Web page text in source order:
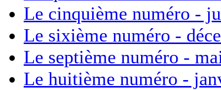
Le cinquième numéro -
Le sixième numéro -
Le septième numéro -
Le huitième numéro -